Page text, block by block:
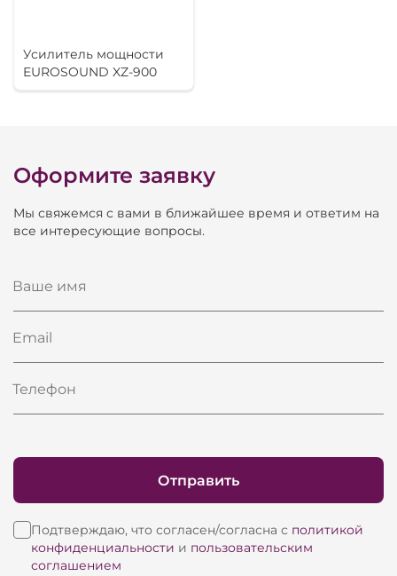
Класс
Габариты
Глубина
Вес нетто
6,5 кг
Усилитель мощности
EUROSOUND XZ-900
Оформите заявку
Мы свяжемся с вами в ближайшее время и ответим на
все интересующие вопросы.
Ваше имя
Email
Телефон
Подтверждаю, что согласен/согласна с политикой
конфиденциальности и пользовательским
соглашением
Отправить